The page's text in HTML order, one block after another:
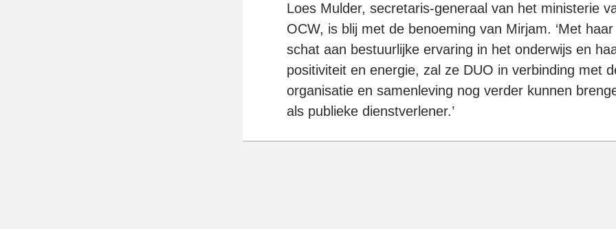
Loes Mulder, secretaris-generaal van het ministerie
OCW, is blij met de benoeming van Mirjam. ‘Met haar
schat aan bestuurlijke ervaring in het onderwijs en
positiviteit en energie, zal ze DUO in verbinding met
organisatie en samenleving nog verder kunnen
als publieke dienstverlener.’